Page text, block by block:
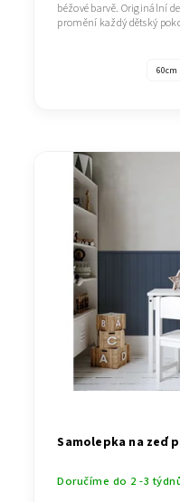
béžové barvě. Originální
promění každý dětský
60cm
Samolepka na zeď
Doručíme do 2 -3